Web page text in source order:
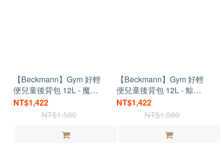
【Beckmann】Gym 好輕
便兒童後背包 12L - 魔力
足球
NT$1,422
NT$1,580
【Beckmann】Gym 好輕
便兒童後背包 12L - 鯨魚
先生
NT$1,422
NT$1,580